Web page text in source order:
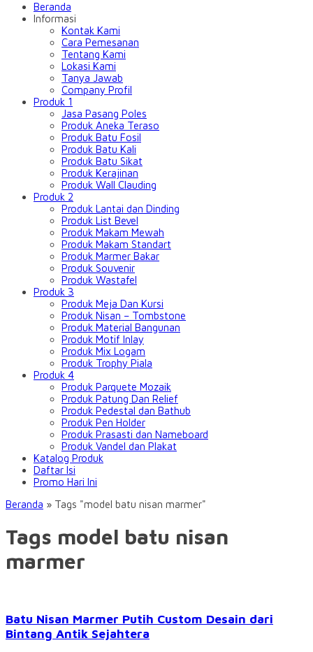
Beranda
Informasi
Kontak Kami
Cara Pemesanan
Tentang Kami
Lokasi Kami
Tanya Jawab
Company Profil
Produk 1
Jasa Pasang Poles
Produk Aneka Teraso
Produk Batu Fosil
Produk Batu Kali
Produk Batu Sikat
Produk Kerajinan
Produk Wall Clauding
Produk 2
Produk Lantai dan Dinding
Produk List Bevel
Produk Makam Mewah
Produk Makam Standart
Produk Marmer Bakar
Produk Souvenir
Produk Wastafel
Produk 3
Produk Meja Dan Kursi
Produk Nisan – Tombstone
Produk Material Bangunan
Produk Motif Inlay
Produk Mix Logam
Produk Trophy Piala
Produk 4
Produk Parquete Mozaik
Produk Patung Dan Relief
Produk Pedestal dan Bathub
Produk Pen Holder
Produk Prasasti dan Nameboard
Produk Vandel dan Plakat
Katalog Produk
Daftar Isi
Promo Hari Ini
Beranda » Tags "model batu nisan marmer"
Tags model batu nisan
marmer
Batu Nisan Marmer Putih Custom Desain dari
Bintang Antik Sejahtera